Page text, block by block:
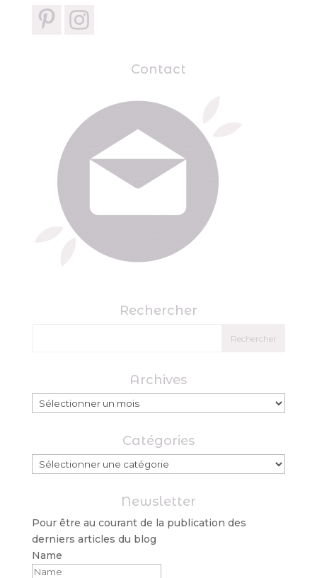
Contact
Rechercher
Archives
Archives
Catégories
Catégories
Newsletter
Pour être au courant de la publication des
derniers articles du blog
Name